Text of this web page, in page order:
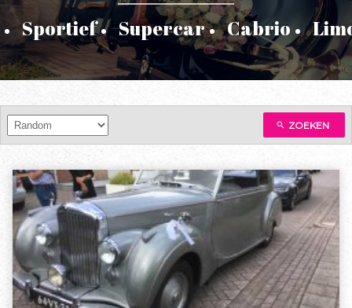
Sportief Supercar Cabrio
search ZOEKEN